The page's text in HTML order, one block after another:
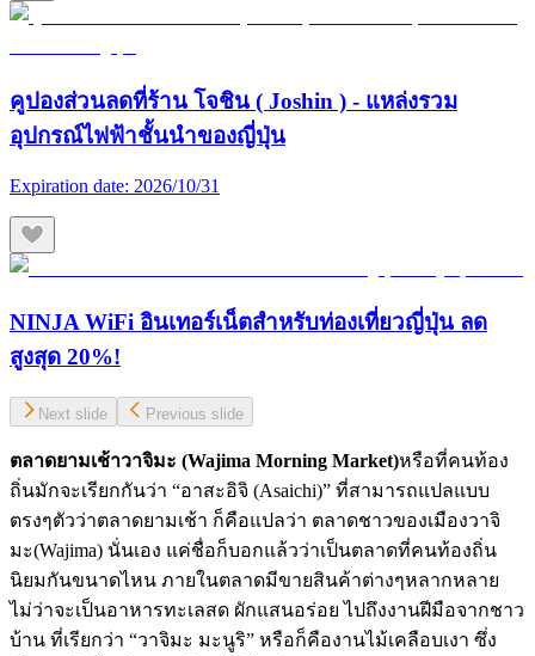
คูปองส่วนลดที่ร้าน โจชิน ( Joshin ) - แหล่งรวม
อุปกรณ์ไฟฟ้าชั้นนำของญี่ปุ่น
Expiration date: 2026/10/31
NINJA WiFi อินเทอร์เน็ตสำหรับท่องเที่ยวญี่ปุ่น ลด
สูงสุด 20%!
Next slide Previous slide
ตลาดยามเช้าวาจิมะ (Wajima Morning Market)หรือที่คนท้อง
ถิ่นมักจะเรียกกันว่า “อาสะอิจิ (Asaichi)” ที่สามารถแปลแบบ
ตรงๆตัวว่าตลาดยามเช้า ก็คือแปลว่า ตลาดชาวของเมืองวาจิ
มะ(Wajima) นั่นเอง แค่ชื่อก็บอกแล้วว่าเป็นตลาดที่คนท้องถิ่น
นิยมกันขนาดไหน ภายในตลาดมีขายสินค้าต่างๆหลากหลาย
ไม่ว่าจะเป็นอาหารทะเลสด ผักแสนอร่อย ไปถึงงานฝีมือจากชาว
บ้าน ที่เรียกว่า “วาจิมะ มะนูริ” หรือก็คืองานไม้เคลือบเงา ซึ่ง